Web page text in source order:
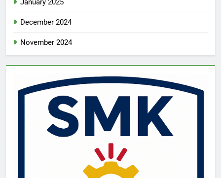
January 2025
December 2024
November 2024